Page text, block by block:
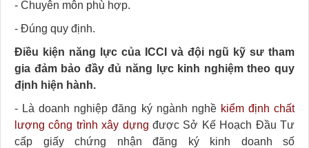
- Chuyên môn phù hợp.
- Đúng quy định.
Điều kiện năng lực của ICCI và đội ngũ kỹ sư tham
gia đảm bảo đầy đủ năng lực kinh nghiệm theo quy
định hiện hành.
- Là doanh nghiệp đăng ký ngành nghề kiểm định chất
lượng công trình xây dựng được Sở Kế Hoạch Đầu Tư
cấp giấy chứng nhận đăng ký kinh doanh số